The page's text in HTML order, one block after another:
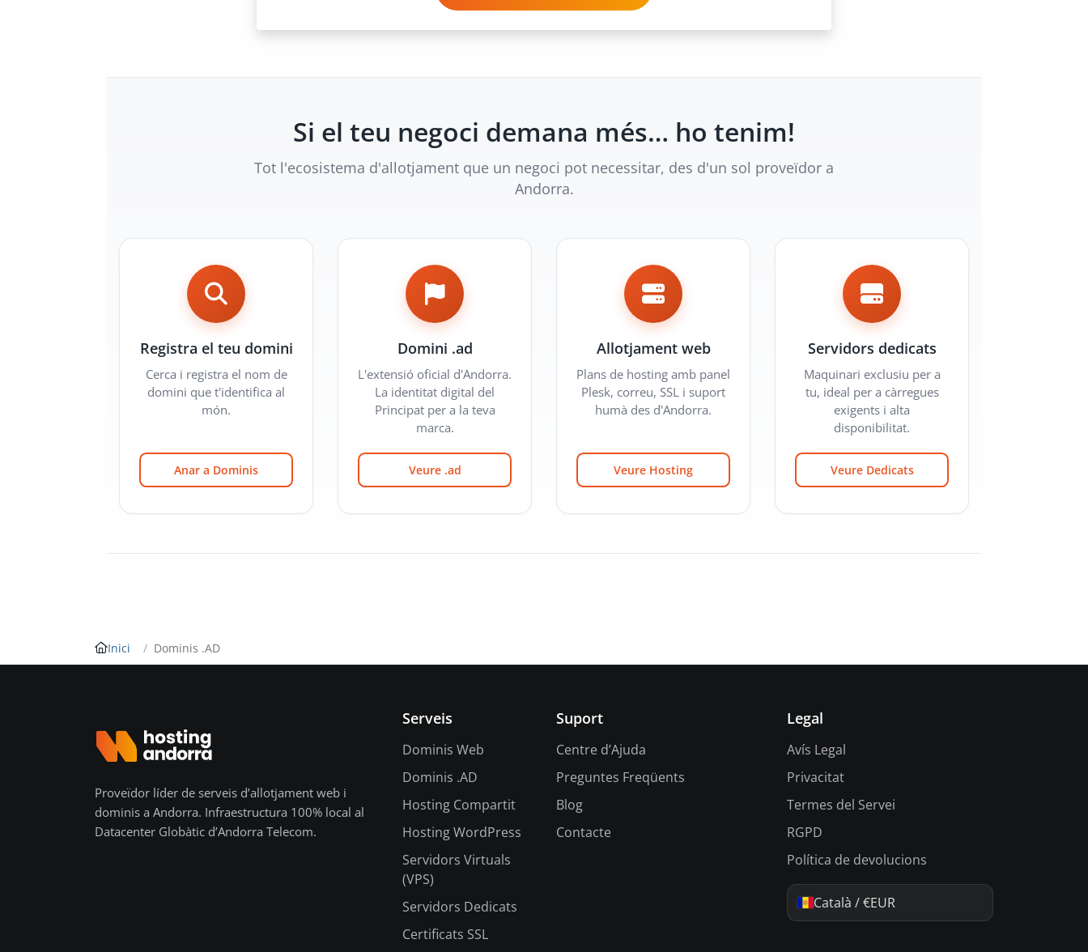
Si el teu negoci demana més… ho tenim!
Tot l'ecosistema d'allotjament que un negoci pot necessitar, des d'un sol proveïdor a
Andorra.
Registra el teu domini
Cerca i registra el nom de
domini que t'identifica al
món.
Anar a Dominis
Domini .ad
L'extensió oficial d'Andorra.
La identitat digital del
Principat per a la teva
marca.
Veure .ad
Allotjament web
Plans de hosting amb panel
Plesk, correu, SSL i suport
humà des d'Andorra.
Veure Hosting
Servidors dedicats
Maquinari exclusiu per a
tu, ideal per a càrregues
exigents i alta
disponibilitat.
Veure Dedicats
Inici Dominis .AD
Proveïdor líder de serveis d’allotjament web i
dominis a Andorra. Infraestructura 100% local al
Datacenter Globàtic d’Andorra Telecom.
Serveis
Dominis Web
Dominis .AD
Hosting Compartit
Hosting WordPress
Servidors Virtuals
(VPS)
Servidors Dedicats
Certificats SSL
Suport
Centre d’Ajuda
Preguntes Freqüents
Blog
Contacte
Legal
Avís Legal
Privacitat
Termes del Servei
RGPD
Política de devolucions
Català / €EUR